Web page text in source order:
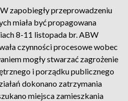
zapobiegły przeprowadzeniu
miała być propagowana
8-11 listopada br. ABW
czynności procesowe wobec
mogły stwarzać zagrożenie
i porządku publicznego
dokonano zatrzymania
miejsca zamieszkania